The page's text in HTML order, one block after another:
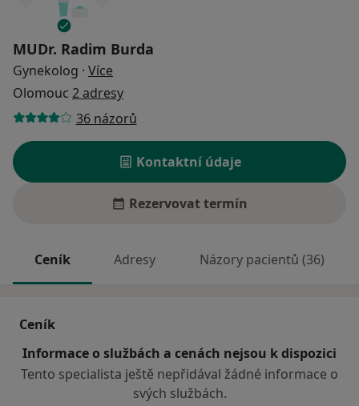
MUDr. Radim Burda
Gynekolog · Více
Olomouc 2 adresy
36 názorů
Kontaktní údaje
Rezervovat termín
Ceník Adresy Názory pacientů (36)
Ceník
Informace o službách a cenách nejsou k dispozici
Tento specialista ještě nepřidával žádné informace o
svých službách.